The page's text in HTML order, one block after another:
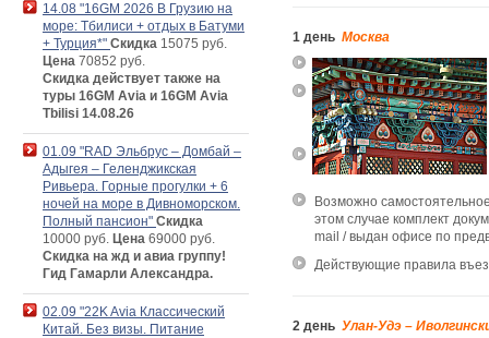
1 день Москва
Возможно
этом случае комплект
mail / выдан офисе по
Действующие правила
2 день Улан-Удэ –
14.08 "16GM 2026 В Грузию на
море: Тбилиси + отдых в Батуми
+ Турция*" Скидка 15075 руб.
Цена 70852 руб.
Скидка действует также на
туры 16GM Avia и 16GM Avia
Tbilisi 14.08.26
01.09 "RAD Эльбрус – Домбай –
Адыгея – Геленджикская
Ривьера. Горные прогулки + 6
ночей на море в Дивноморском.
Полный пансион" Скидка
10000 руб. Цена 69000 руб.
Скидка на жд и авиа группу!
Гид Гамарли Александра.
02.09 "22K Avia Классический
Китай. Без визы. Питание